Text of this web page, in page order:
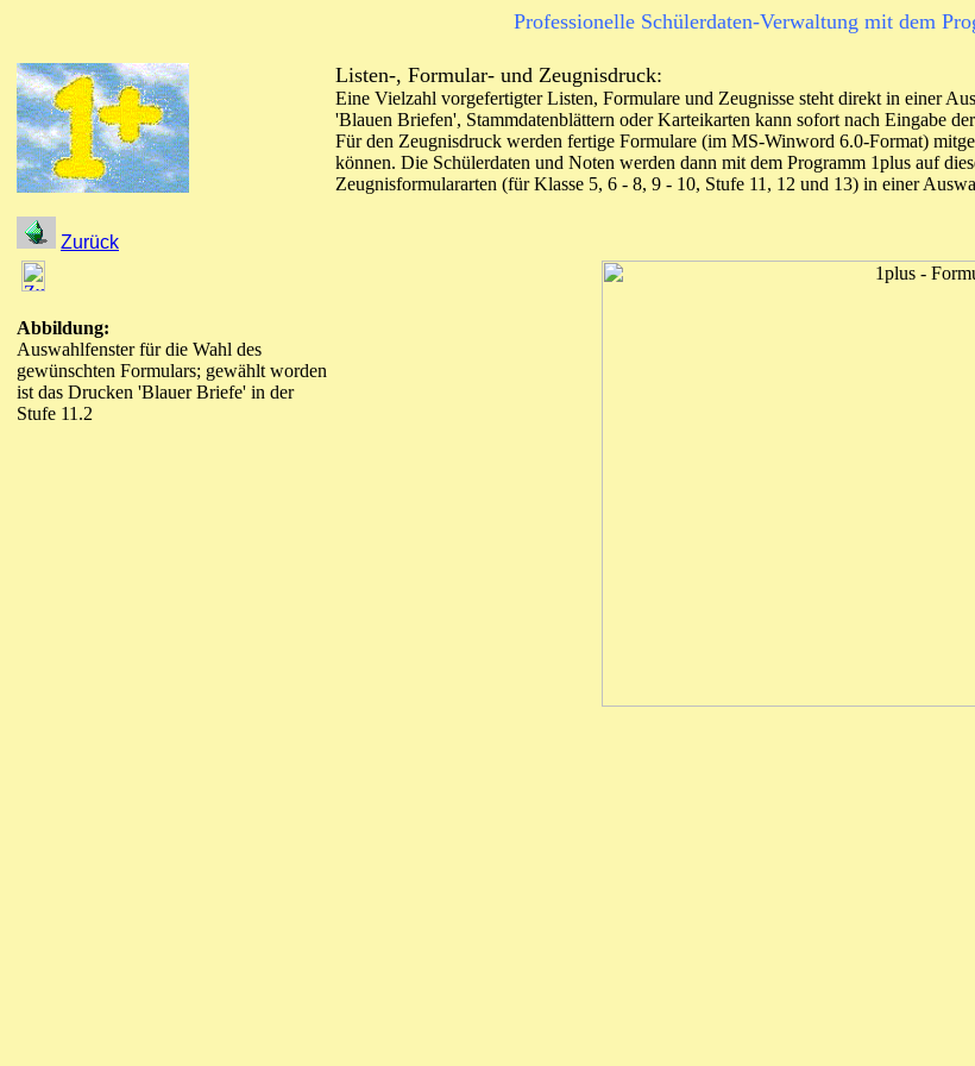
Professionelle Schülerdaten-Verwaltung mit dem
Zurück
Listen-, Formular- und Zeugnisdruck:
Eine Vielzahl vorgefertigter Listen, Formulare und Zeugnisse steht direkt in einer
'Blauen Briefen', Stammdatenblättern oder Karteikarten kann sofort nach Eingabe
Für den Zeugnisdruck werden fertige Formulare (im MS-Winword 6.0-Format)
können. Die Schülerdaten und Noten werden dann mit dem Programm 1plus auf
Zeugnisformulararten (für Klasse 5, 6 - 8, 9 - 10, Stufe 11, 12 und 13) in einer
Abbildung:
Auswahlfenster für die Wahl des
gewünschten Formulars; gewählt worden
ist das Drucken 'Blauer Briefe' in der
Stufe 11.2